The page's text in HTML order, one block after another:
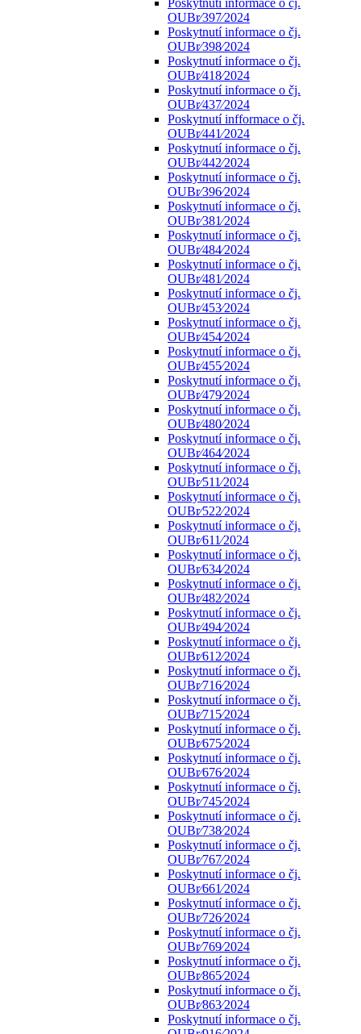
Poskytnutí informace o čj.
OUBr⁄397⁄2024
Poskytnutí informace o čj.
OUBr⁄398⁄2024
Poskytnutí informace o čj.
OUBr⁄418⁄2024
Poskytnutí informace o čj.
OUBr⁄437⁄2024
Poskytnutí infformace o čj.
OUBr⁄441⁄2024
Poskytnutí informace o čj.
OUBr⁄442⁄2024
Poskytnutí informace o čj.
OUBr⁄396⁄2024
Poskytnutí informace o čj.
OUBr⁄381⁄2024
Poskytnutí informace o čj.
OUBr⁄484⁄2024
Poskytnutí informace o čj.
OUBr⁄481⁄2024
Poskytnutí informace o čj.
OUBr⁄453⁄2024
Poskytnutí informace o čj.
OUBr⁄454⁄2024
Poskytnutí informace o čj.
OUBr⁄455⁄2024
Poskytnutí informace o čj.
OUBr⁄479⁄2024
Poskytnutí informace o čj.
OUBr⁄480⁄2024
Poskytnutí informace o čj.
OUBr⁄464⁄2024
Poskytnutí informace o čj.
OUBr⁄511⁄2024
Poskytnutí informace o čj.
OUBr⁄522⁄2024
Poskytnutí informace o čj.
OUBr⁄611⁄2024
Poskytnutí informace o čj.
OUBr⁄634⁄2024
Poskytnutí informace o čj.
OUBr⁄482⁄2024
Poskytnutí informace o čj.
OUBr⁄494⁄2024
Poskytnutí informace o čj.
OUBr⁄612⁄2024
Poskytnutí informace o čj.
OUBr⁄716⁄2024
Poskytnutí informace o čj.
OUBr⁄715⁄2024
Poskytnutí informace o čj.
OUBr⁄675⁄2024
Poskytnutí informace o čj.
OUBr⁄676⁄2024
Poskytnutí informace o čj.
OUBr⁄745⁄2024
Poskytnutí informace o čj.
OUBr⁄738⁄2024
Poskytnutí informace o čj.
OUBr⁄767⁄2024
Poskytnutí informace o čj.
OUBr⁄661⁄2024
Poskytnutí informace o čj.
OUBr⁄726⁄2024
Poskytnutí informace o čj.
OUBr⁄769⁄2024
Poskytnutí informace o čj.
OUBr⁄865⁄2024
Poskytnutí informace o čj.
OUBr⁄863⁄2024
Poskytnutí informace o čj.